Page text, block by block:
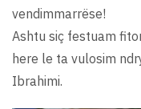
vendimmarrëse!
Ashtu siç festuam
here le ta vulosim
Ibrahimi.